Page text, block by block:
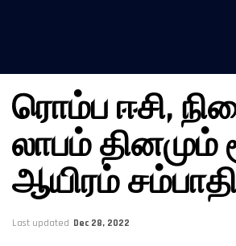
ரொம்ப ஈசி,
லாபம் தினமும்
ஆயிரம்
Last updated Dec 28, 2022